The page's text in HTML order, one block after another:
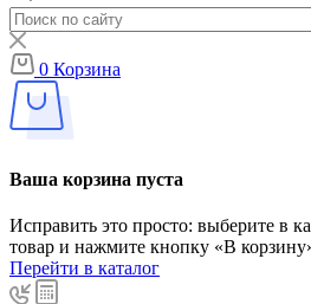
0 Корзина
Ваша корзина пуста
Исправить это просто: выберите в
товар и нажмите кнопку «В
Перейти в каталог